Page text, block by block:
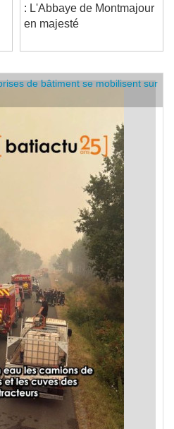
: L'Abbaye de Montmajour
en majesté
de bâtiment se mobilisent sur